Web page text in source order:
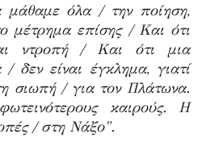
μάθαμε όλα / την ποίηση,
μέτρημα επίσης / Και ότι
ντροπή / Και ότι μια
/ δεν είναι έγκλημα, γιατί
σιωπή / για τον Πλάτωνα.
καιρούς. Η
/ στη Νάξο".